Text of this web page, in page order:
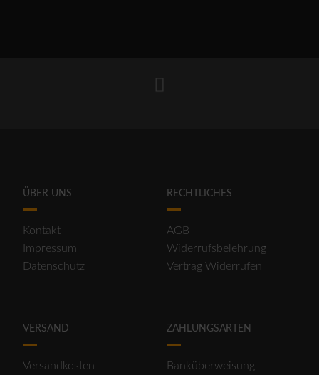
ÜBER UNS
Kontakt
Impressum
Datenschutz
RECHTLICHES
AGB
Widerrufsbelehrung
Vertrag Widerrufen
VERSAND
Versandkosten
ZAHLUNGSARTEN
Banküberweisung